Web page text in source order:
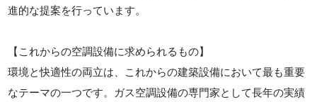
進的な提案を行っています。
【これからの空調設備に求められるもの】
環境と快適性の両立は、これからの建築設備において最も重要
なテーマの一つです。ガス空調設備の専門家として長年の実績